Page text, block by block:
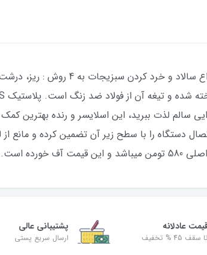
​​​​اسلایسر ، رنده میوه و سبزیجات (3 محصول در یک محصول)محصولی کاربردی جهت تهیه
لذت ببرید، این اسلایسر و رنده بهترین کمک
دستگاه را با سطح زیر آن تضمین کرده و مانع از
است.
عادلانه
تا سقف 45 % تخفیف
پشتیبانی عالی
ارسال سریع پستی